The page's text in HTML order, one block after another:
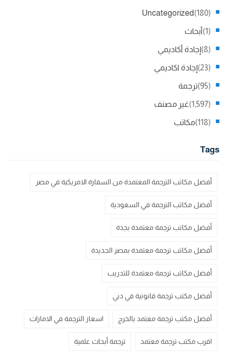
Uncategorized (180)
أبحاث (1)
إجادة أكاديمي (8)
إجادة اكاديمي (23)
ترجمة (95)
غير مصنف (1,597)
مكاتب (118)
Tags
أفضل مكاتب الترجمة المعتمدة من السفارة الامريكية في مصر
أفضل مكاتب الترجمة في السعودية
أفضل مكاتب ترجمة معتمدة بجدة
أفضل مكاتب ترجمة معتمدة بمصر الجديدة
أفضل مكاتب ترجمة معتمدة للتدريب
أفضل مكتب ترجمة قانونية في دبي
أفضل مكتب ترجمة معتمد بالخرج اسعار الترجمة في الامارات
اقرب مكتب ترجمة معتمد ترجمة أبحاث علمية